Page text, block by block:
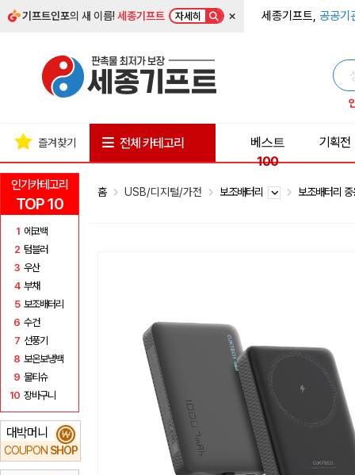
기프트인포의 새 이름!세종기프트 자세히 × 세종기프트, 공공기
인기카테고리
TOP 10
1 에코백
2 텀블러
3 우산
4 부채
5 보조배터리
6 수건
7 선풍기
8 보온보냉백
9 물티슈
10 장바구니
대박머니
COUPON SHOP
₩
즐겨찾기 전체 카테고리
베스트
100
기획전
홈 USB/디지털/가전 보조배터리 보조배터리